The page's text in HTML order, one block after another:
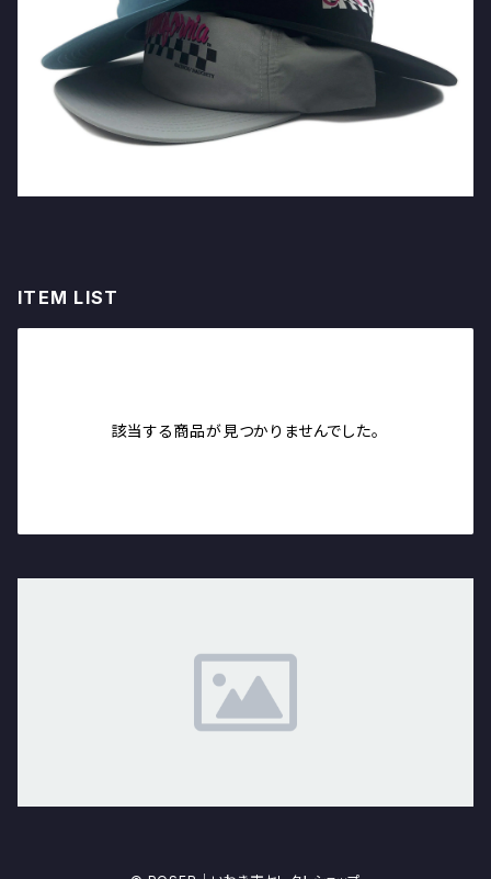
ITEM LIST
該当する商品が見つかりませんでした。